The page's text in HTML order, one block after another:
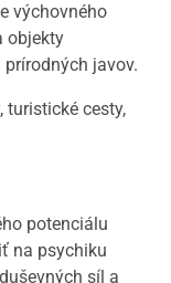
výchovného
objekty
javov.
turistické cesty,
potenciálu
na psychiku
síl a